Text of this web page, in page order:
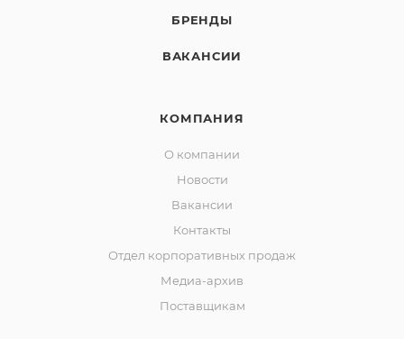
БРЕНДЫ
ВАКАНСИИ
КОМПАНИЯ
О компании
Новости
Вакансии
Контакты
Отдел корпоративных продаж
Медиа-архив
Поставщикам